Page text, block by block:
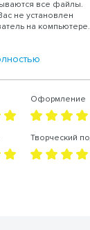
все файлы.
не установлен
на компьютере.
Оформление
Творческий